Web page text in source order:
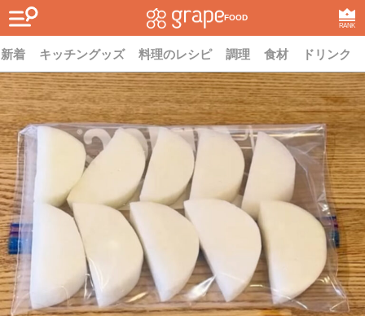
FOOD
RANK
新着 キッチングッズ 料理のレシピ 調理 食材 ドリンク